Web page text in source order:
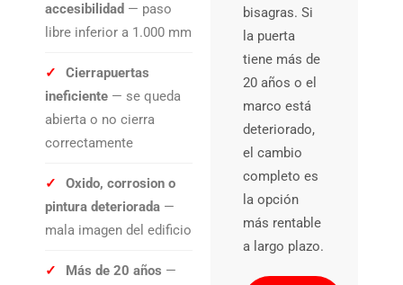
accesibilidad — paso
libre inferior a 1.000 mm
✓
Cierrapuertas
ineficiente — se queda
abierta o no cierra
correctamente
✓
Oxido, corrosion o
pintura deteriorada —
mala imagen del edificio
✓ Más de 20 años —
bisagras. Si
la puerta
tiene más de
20 años o el
marco está
deteriorado,
el cambio
completo es
la opción
más rentable
a largo plazo.